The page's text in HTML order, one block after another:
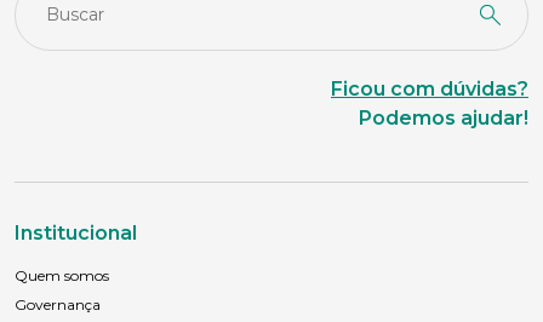
Ficou com dúvidas?
Podemos ajudar!
Institucional
Quem somos
Governança